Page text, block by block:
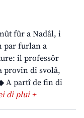
fûr a Nadâl, i
par furlan a
il professôr
provin di svolâ,
A partî de fin di
di plui +